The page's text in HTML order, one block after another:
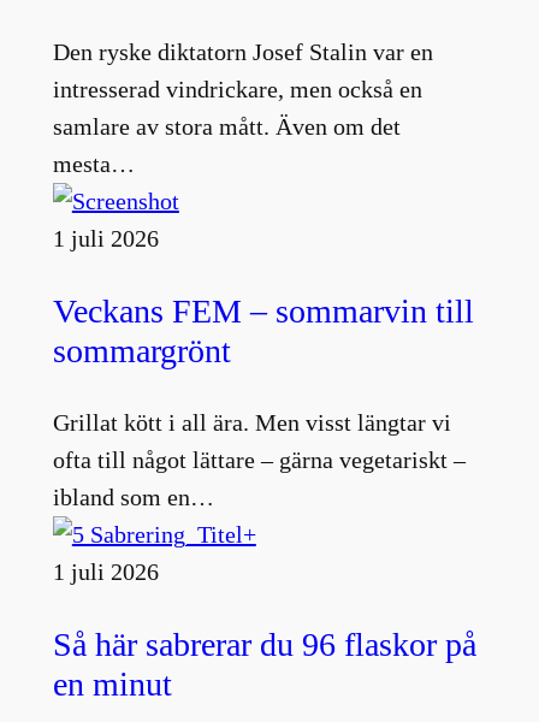
Den ryske diktatorn Josef Stalin var en
intresserad vindrickare, men också en
samlare av stora mått. Även om det
mesta…
1 juli 2026
Veckans FEM – sommarvin till
sommargrönt
Grillat kött i all ära. Men visst längtar vi
ofta till något lättare – gärna vegetariskt –
ibland som en…
1 juli 2026
Så här sabrerar du 96 flaskor på
en minut